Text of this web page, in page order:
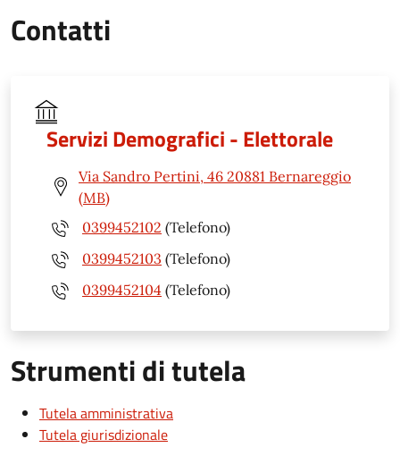
Contatti
Servizi Demografici - Elettorale
Via Sandro Pertini, 46 20881 Bernareggio
(MB)
0399452102 (Telefono)
0399452103 (Telefono)
0399452104 (Telefono)
Strumenti di tutela
Tutela amministrativa
Tutela giurisdizionale